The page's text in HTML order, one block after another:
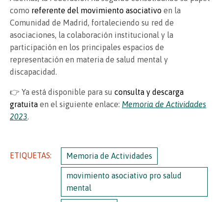
como referente del movimiento asociativo en la
Comunidad de Madrid, fortaleciendo su red de
asociaciones, la colaboración institucional y la
participación en los principales espacios de
representación en materia de salud mental y
discapacidad.
👉 Ya está disponible para su consulta y descarga
gratuita en el siguiente enlace: Memoria de Actividades
2023
ETIQUETAS: Memoria de Actividades
movimiento asociativo pro salud
mental